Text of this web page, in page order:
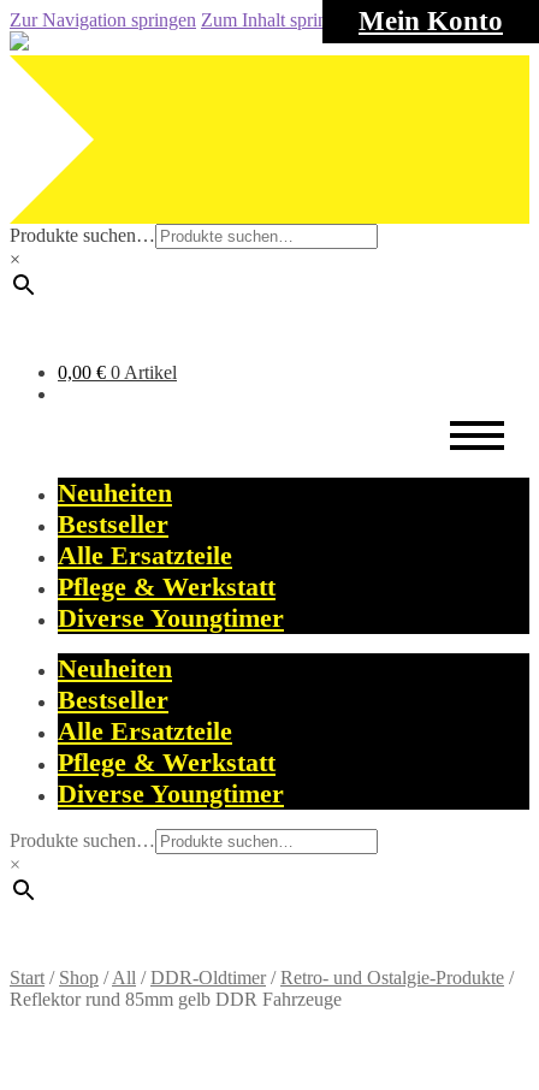
Mein Konto
Zur Navigation springen Zum Inhalt springen
Produkte suchen…
×
0,00 € 0 Artikel
Neuheiten
Bestseller
Alle Ersatzteile
Pflege & Werkstatt
Diverse Youngtimer
Neuheiten
Bestseller
Alle Ersatzteile
Pflege & Werkstatt
Diverse Youngtimer
Produkte suchen…
×
Start / Shop /All /DDR-Oldtimer/Retro- und Ostalgie-Produkte /
Reflektor rund 85mm gelb DDR Fahrzeuge